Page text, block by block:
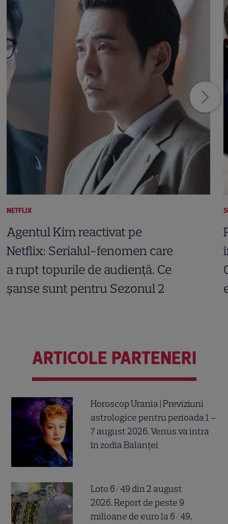
NETFLIX
Agentul Kim reactivat pe
Netflix: Serialul-fenomen care
a rupt topurile de audiență. Ce
șanse sunt pentru Sezonul 2
ARTICOLE PARTENERI
Horoscop Urania | Previziuni
astrologice pentru perioada 1 –
7 august 2026. Venus va intra
în zodia Balanței
Loto 6/49 din 2 august
2026. Report de peste 9
milioane de euro la 6/49,